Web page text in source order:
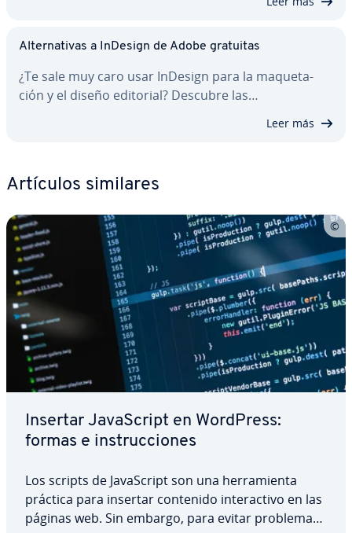
Al­te­r­na­ti­vas a InDesign de Adobe gratuitas
¿Te sale muy caro usar InDesign para la ma­que­ta­
ción y el diseño editorial? Descubre las…
Leer más
Artículos similares
Insertar Ja­va­S­cri­pt en WordPress:
formas e in­s­tru­c­cio­nes
Los scripts de Ja­va­S­cri­pt son una he­rra­mie­n­ta
práctica para insertar contenido in­ter­ac­ti­vo en las
páginas web. Sin embargo, para evitar problemas